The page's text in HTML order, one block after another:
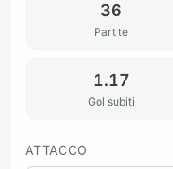
36
Partite
1.17
Gol subiti
ATTACCO